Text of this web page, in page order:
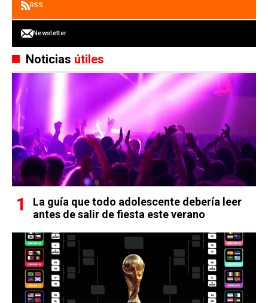
RSS
Newsletter
Noticias útiles
La guía que todo adolescente debería leer
antes de salir de fiesta este verano